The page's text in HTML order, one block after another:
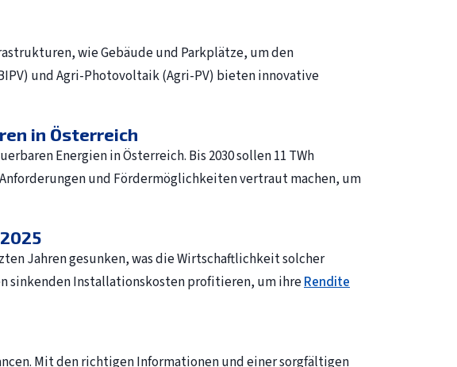
wie Gebäude und Parkplätze, um den
und Agri-Photovoltaik (Agri-PV) bieten innovative
in Österreich
Energien in Österreich. Bis 2030 sollen 11 TWh
und Fördermöglichkeiten vertraut machen, um
Jahren gesunken, was die Wirtschaftlichkeit solcher
sinkenden Installationskosten profitieren, um ihreRendite
Mit den richtigen Informationen und einer sorgfältigen